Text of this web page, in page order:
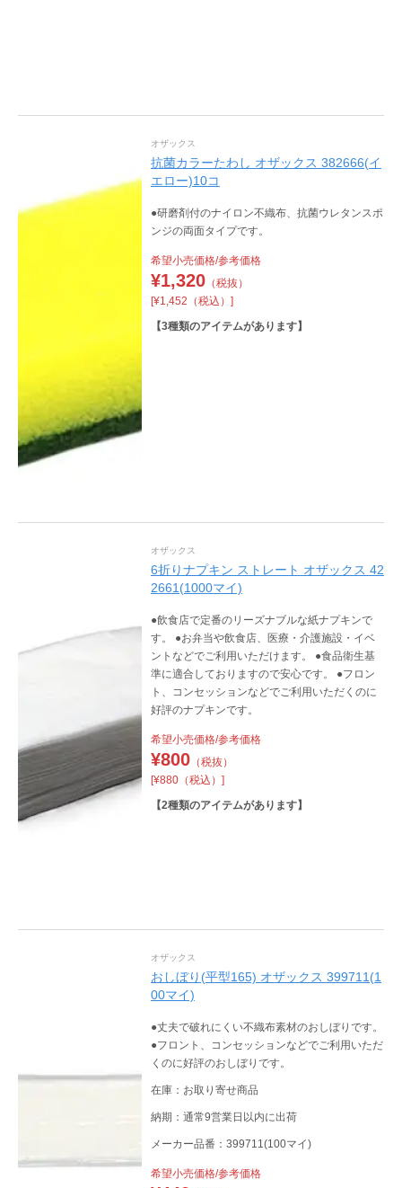
オザックス
抗菌カラーたわし オザックス 382666(イ
エロー)10コ
●研磨剤付のナイロン不織布、抗菌ウレタンスポ
ンジの両面タイプです。
希望小売価格/参考価格
¥1,320（税抜）
[¥1,452（税込）]
【3種類のアイテムがあります】
オザックス
6折りナプキン ストレート オザックス 42
2661(1000マイ)
●飲食店で定番のリーズナブルな紙ナプキンで
す。 ●お弁当や飲食店、医療・介護施設・イベ
ントなどでご利用いただけます。 ●食品衛生基
準に適合しておりますので安心です。 ●フロン
ト、コンセッションなどでご利用いただくのに
好評のナプキンです。
希望小売価格/参考価格
¥800（税抜）
[¥880（税込）]
【2種類のアイテムがあります】
オザックス
おしぼり(平型165) オザックス 399711(1
00マイ)
●丈夫で破れにくい不織布素材のおしぼりです。
●フロント、コンセッションなどでご利用いただ
くのに好評のおしぼりです。
在庫：お取り寄せ商品
納期：通常9営業日以内に出荷
メーカー品番：399711(100マイ)
希望小売価格/参考価格